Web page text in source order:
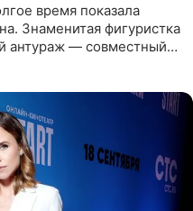
время показала
Знаменитая фигуристка
антураж — совместный